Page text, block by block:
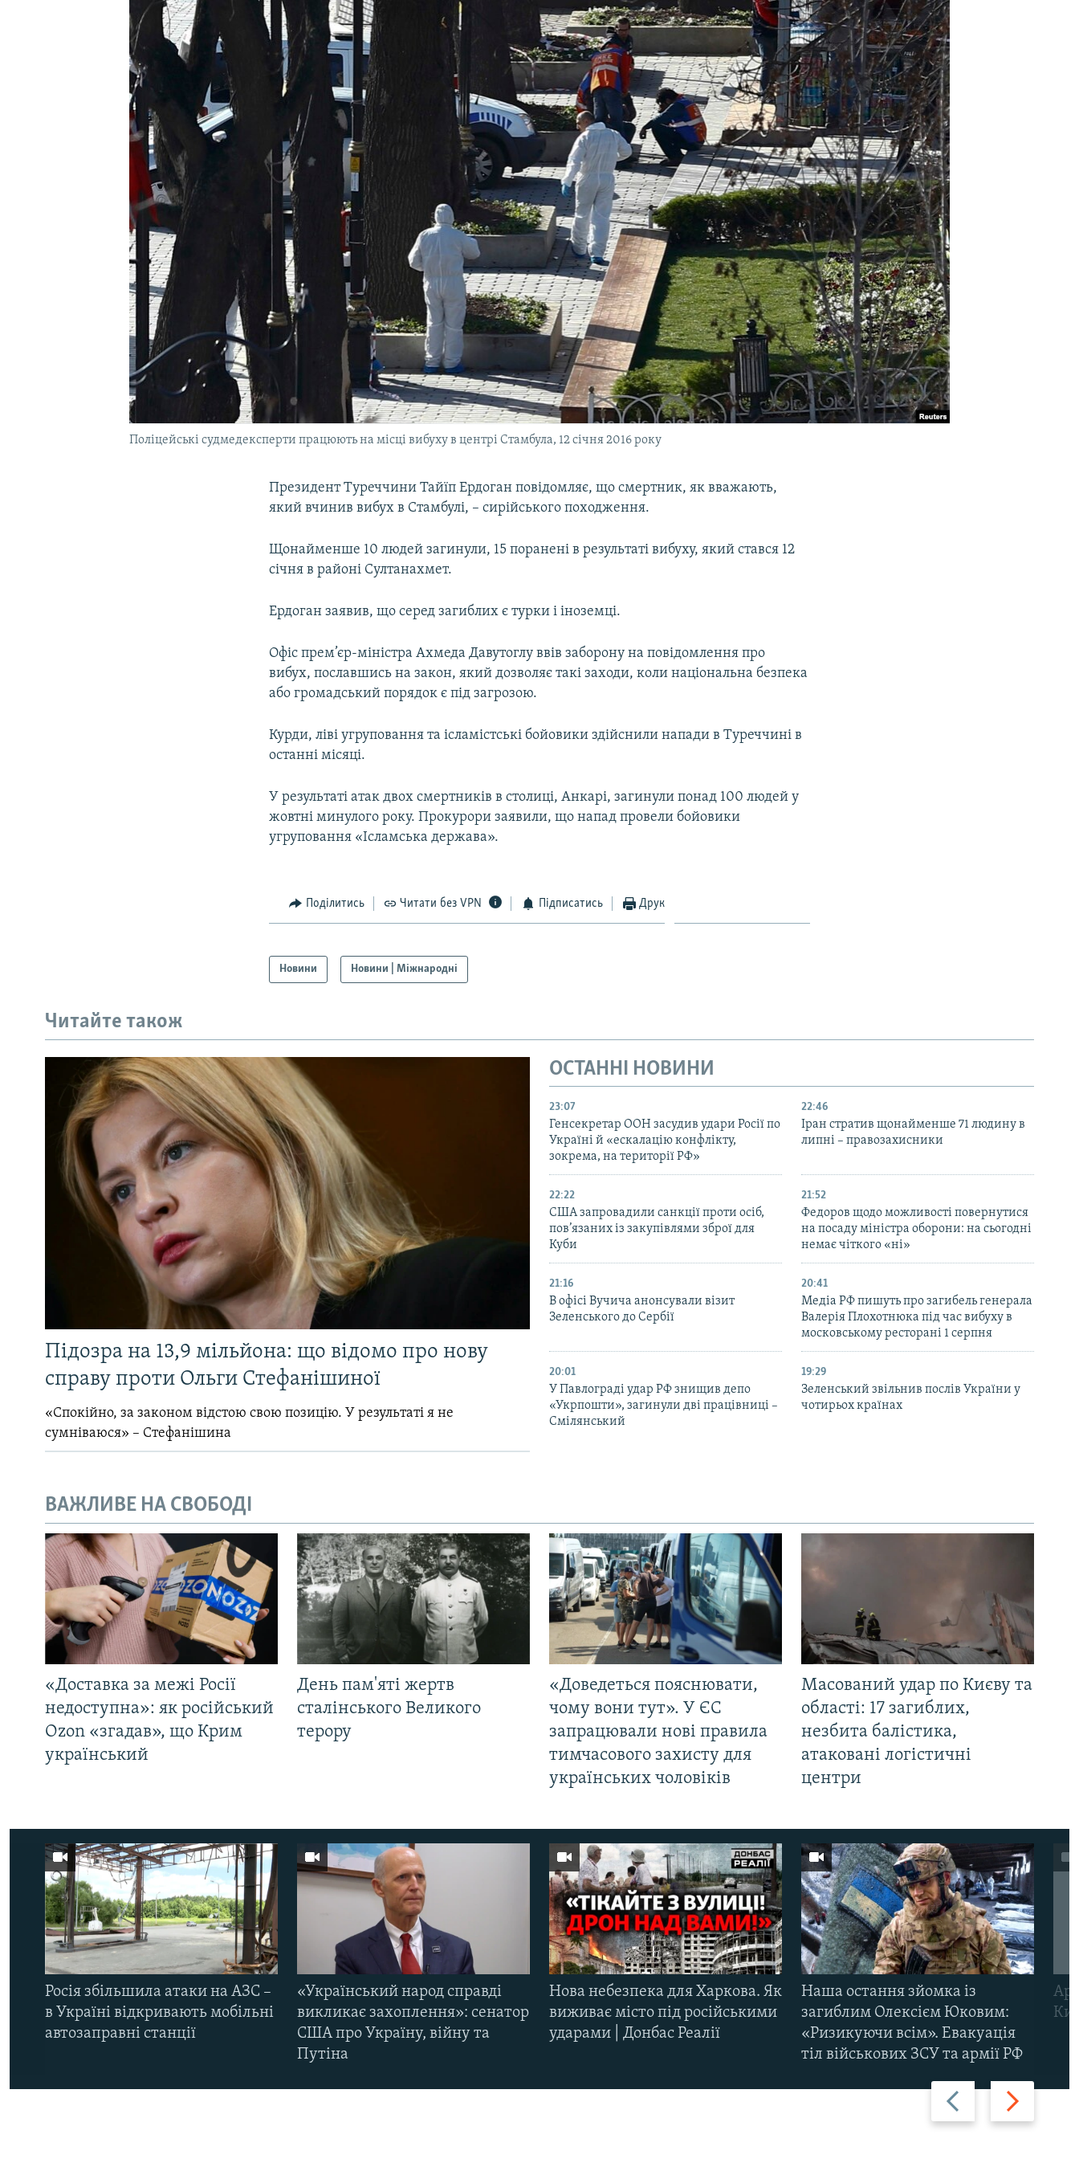
Поліцейські судмедексперти працюють на місці вибуху в центрі Стамбула, 12 січня 2016 року
Президент Туреччини Тайїп Ердоган повідомляє, що смертник, як вважають,
який вчинив вибух в Стамбулі, – сирійського походження.
Щонайменше 10 людей загинули, 15 поранені в результаті вибуху, який стався 12
січня в районі Султанахмет.
Ердоган заявив, що серед загиблих є турки і іноземці.
Офіс прем’єр-міністра Ахмеда Давутоглу ввів заборону на повідомлення про
вибух, пославшись на закон, який дозволяє такі заходи, коли національна безпека
або громадський порядок є під загрозою.
Курди, ліві угруповання та ісламістські бойовики здійснили напади в Туреччині в
останні місяці.
У результаті атак двох смертників в столиці, Анкарі, загинули понад 100 людей у
жовтні минулого року. Прокурори заявили, що напад провели бойовики
угруповання «Ісламська держава».
Поділитись Читати без VPN Підписатись Друк
Новини Новини | Міжнародні
Читайте також
Підозра на 13,9 мільйона: що відомо про нову
справу проти Ольги Стефанішиної
«Спокійно, за законом відстою свою позицію. У результаті я не
сумніваюся» – Стефанішина
ОСТАННІ НОВИНИ
23:07
Генсекретар ООН засудив удари Росії по
Україні й «ескалацію конфлікту,
зокрема, на території РФ»
22:46
Іран стратив щонайменше 71 людину в
липні – правозахисники
22:22
США запровадили санкції проти осіб,
пов’язаних із закупівлями зброї для
Куби
21:52
Федоров щодо можливості повернутися
на посаду міністра оборони: на сьогодні
немає чіткого «ні»
21:16
В офісі Вучича анонсували візит
Зеленського до Сербії
20:41
Медіа РФ пишуть про загибель генерала
Валерія Плохотнюка під час вибуху в
московському ресторані 1 серпня
20:01
У Павлограді удар РФ знищив депо
«Укрпошти», загинули дві працівниці –
Смілянський
19:29
Зеленський звільнив послів України у
чотирьох країнах
ВАЖЛИВЕ НА СВОБОДІ
«Доставка за межі Росії
недоступна»: як російський
Ozon «згадав», що Крим
український
День пам'яті жертв
сталінського Великого
терору
«Доведеться пояснювати,
чому вони тут». У ЄС
запрацювали нові правила
тимчасового захисту для
українських чоловіків
Масований удар по Києву та
області: 17 загиблих,
незбита балістика,
атаковані логістичні
центри
Назад Вперед
Росія збільшила атаки на АЗС –
в Україні відкривають мобільні
автозаправні станції
«Український народ справді
викликає захоплення»: сенатор
США про Україну, війну та
Путіна
Нова небезпека для Харкова. Як
виживає місто під російськими
ударами | Донбас Реалії
Наша остання зйомка із
загиблим Олексієм Юковим:
«Ризикуючи всім». Евакуація
тіл військових ЗСУ та армії РФ